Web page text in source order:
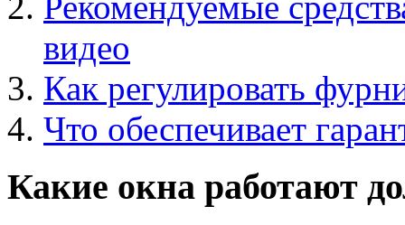
видео
Как регулировать
Что обеспечивает
Какие окна работают